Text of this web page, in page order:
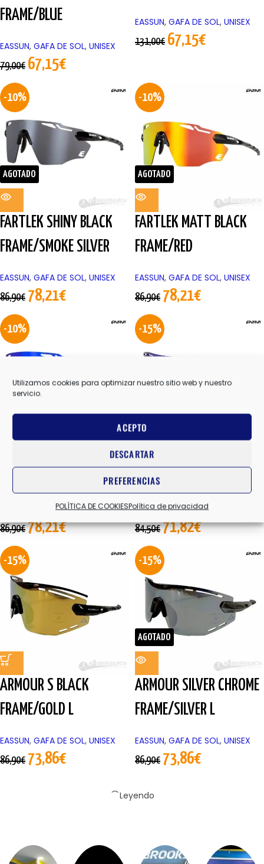
Utilizamos cookies para optimizar nuestro sitio web y nuestro
servicio.
ACEPTO
DESCARTAR
PREFERENCIAS
POLÍTICA DE COOKIESPolítica de privacidad
FRAME/BLUE
EASSUN, GAFA DE SOL, UNISEX
79,00€ 67,15€
EASSUN, GAFA DE SOL, UNISEX
131,00€ 67,15€
-10%
AGOTADO
FARTLEK SHINY BLACK
FRAME/SMOKE SILVER
EASSUN, GAFA DE SOL, UNISEX
86,90€ 78,21€
-10%
AGOTADO
FARTLEK MATT BLACK
FRAME/RED
EASSUN, GAFA DE SOL, UNISEX
86,90€ 78,21€
-10%
FARTLEK MATT BLACK
GAFA DE SOL, UNISEX
86,90€ 78,21€
-15%
MARATHON S BLACK
FRAME/BLUE L
EASSUN, GAFA DE SOL
84,50€ 71,82€
-15%
ARMOUR S BLACK
FRAME/GOLD L
EASSUN, GAFA DE SOL, UNISEX
86,90€ 73,86€
-15%
AGOTADO
ARMOUR SILVER CHROME
FRAME/SILVER L
EASSUN, GAFA DE SOL, UNISEX
86,90€ 73,86€
Leyendo